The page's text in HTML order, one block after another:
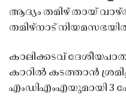
ആദ്യം തമിഴ് തായ്
തമിഴ്നാട്
കാലിക്കടവ്
കാറിൽ കടത്താൻ ശ്രമിച്ച
എംഡിഎംഎയുമായി 3